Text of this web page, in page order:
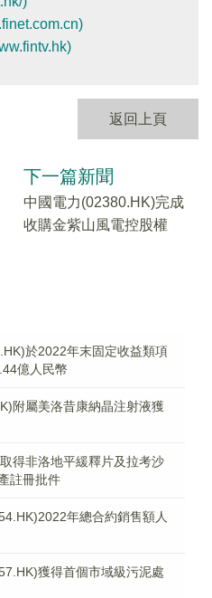
返回上頁
下一篇新聞
中國電力(02380.HK)完成
收購金紫山風電控股權
於2022年末固定收益類項
億人民幣
附屬美洛昔康納晶注射液獲
得非洛地平緩釋片及拉考沙
註冊批件
年總合約銷售額人
獲得首個市域級污泥處